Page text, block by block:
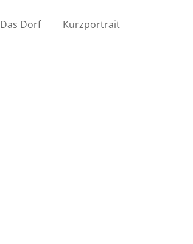
Das Dorf Kurzportrait